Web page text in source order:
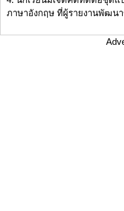
ภาษาอังกฤษ ที่ผู้รายงานพัฒน